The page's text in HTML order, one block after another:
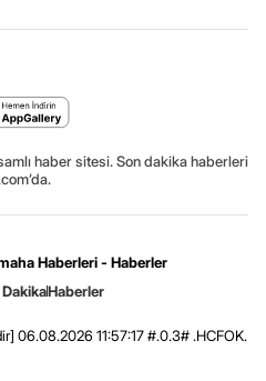
haber sitesi. Son dakika haberleri
Haberleri - Haberler
Haberler
06.08.2026 11:57:17 #.0.3# .HCFOK.